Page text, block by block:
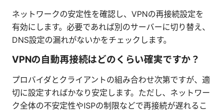
ネットワークの安定性を確認し、VPNの再接続設定を
有効にします。必要であれば別のサーバーに切り替え、
DNS設定の漏れがないかをチェックします。
VPNの自動再接続はどのくらい確実ですか？
プロバイダとクライアントの組み合わせ次第ですが、適
切に設定すればかなり安定します。ただし、ネットワー
ク全体の不安定性やISPの制限などで再接続が遅れるこ